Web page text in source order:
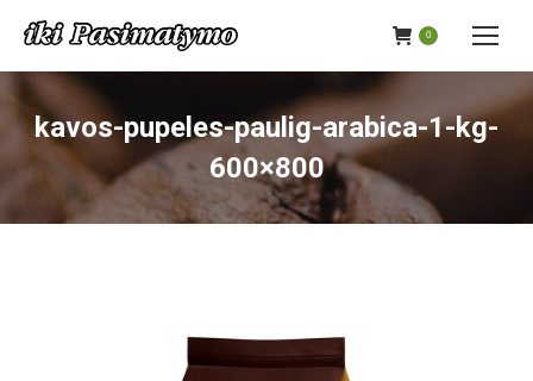
0
kavos-pupeles-paulig-arabica-1-kg-
600×800